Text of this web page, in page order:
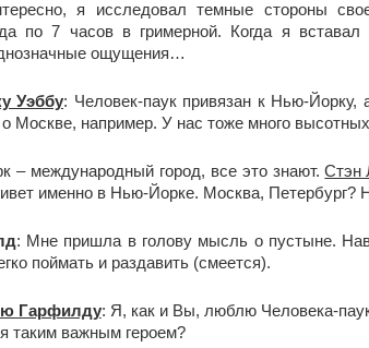
я исследовал темные стороны
по 7 часов в гримерной. Когда я
ощущения…
Уэббу: Человек-паук привязан к Нью-Йорку,
Москве, например. У нас тоже много
– международный город, все это знают.Стэн
именно в Нью-Йорке. Москва, Петербург?
: Мне пришла в голову мысль о пустыне.
поймать и раздавить (смеется).
Гарфилду: Я, как и Вы, люблю Человека-
таким важным героем?